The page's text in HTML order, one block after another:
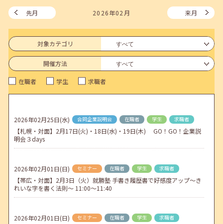
メールカウンセリング、就職決定報告フォーム復旧いたしました。
2026年05月25日(月) jobcafeからのお知らせ
6月のセミナー情報を公開いたしました。
2026年05月01日(金) jobcafeからのお知らせ
連休前後（ゴールデンウィーク）のメールキャリア・アドバイス対応
についてのお知らせ
2026年04月02日(木) jobcafeからのお知らせ
ゴールデンウィーク期間中のご利用について
先月 2026年02月 来月
対象カテゴリ
開催方法
在職者 学生 求職者
2026年02月25日(水) 合同企業説明会 在職者 学生 求職者
【札幌・対面】2月17日(火)・18日(水)・19日(木) GO！GO！企業説
明会３days
2026年02月01日(日) セミナー 在職者 学生 求職者
【帯広・対面】2月3日（火）就勝塾 手書き履歴書で好感度アップ～き
れいな字を書く法則～ 11:00～11:40
2026年02月01日(日) セミナー 在職者 学生 求職者